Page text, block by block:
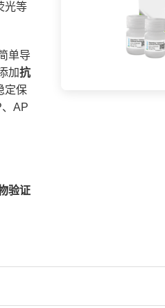
光等
单导
加抗
定保
AP
验证